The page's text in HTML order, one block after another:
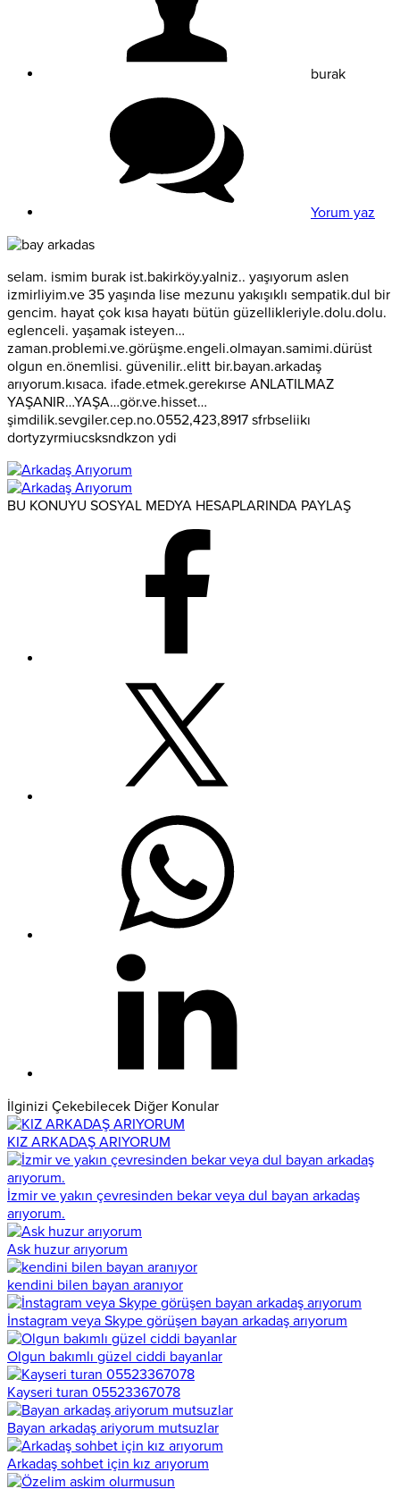
burak
Yorum yaz
selam. ismim burak ist.bakirköy.yalniz.. yaşıyorum aslen
izmirliyim.ve 35 yaşında lise mezunu yakışıklı sempatik.dul bir
gencim. hayat çok kısa hayatı bütün güzellikleriyle.dolu.dolu.
eglenceli. yaşamak isteyen…
zaman.problemi.ve.görüşme.engeli.olmayan.samimi.dürüst
olgun en.önemlisi. güvenilir..elitt bir.bayan.arkadaş
arıyorum.kısaca. ifade.etmek.gerekırse ANLATILMAZ
YAŞANIR…YAŞA…gör.ve.hisset…
şimdilik.sevgiler.cep.no.0552,423,8917 sfrbseliikı
dortyzyrmiucsksndkzon ydi
BU KONUYU SOSYAL MEDYA HESAPLARINDA PAYLAŞ
İlginizi Çekebilecek Diğer Konular
KIZ ARKADAŞ ARIYORUM
İzmir ve yakın çevresinden bekar veya dul bayan arkadaş
arıyorum.
Ask huzur arıyorum
kendini bilen bayan aranıyor
İnstagram veya Skype görüşen bayan arkadaş arıyorum
Olgun bakımlı güzel ciddi bayanlar
Kayseri turan 05523367078
Bayan arkadaş ariyorum mutsuzlar
Arkadaş sohbet için kız arıyorum